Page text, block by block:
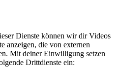
Dienste können wir dir Videos
anzeigen, die von externen
Mit deiner Einwilligung setzen
Drittdienste ein: